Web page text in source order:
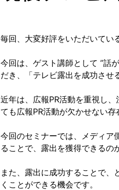
毎回、大変好評をいただいてい
今回は、ゲスト講師として ”話
だき、「テレビ露出を成功させ
近年は、広報PR活動を重視し
ても広報PR活動が欠かせない存
今回のセミナーでは、メディア
ることで、露出を獲得できるの
また、露出に成功することで
くことができる機会です。